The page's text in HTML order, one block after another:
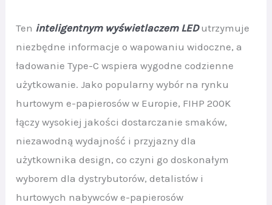
Ten inteligentnym wyświetlaczem LEDutrzymuje
niezbędne informacje o wapowaniu widoczne, a
ładowanie Type-C wspiera wygodne codzienne
użytkowanie. Jako popularny wybór na rynku
hurtowym e-papierosów w Europie, FIHP 200K
łączy wysokiej jakości dostarczanie smaków,
niezawodną wydajność i przyjazny dla
użytkownika design, co czyni go doskonałym
wyborem dla dystrybutorów, detalistów i
hurtowych nabywców e-papierosów